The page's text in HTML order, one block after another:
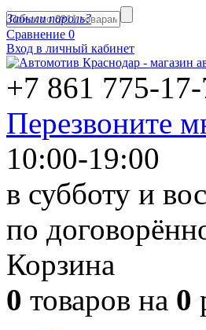
Сравнение 0
Вход в личный кабинет
+7 861 775-
Перезвоните
10:00-19:00
в субботу и
по
Корзина
0 товаров на 0
Забыли пароль?